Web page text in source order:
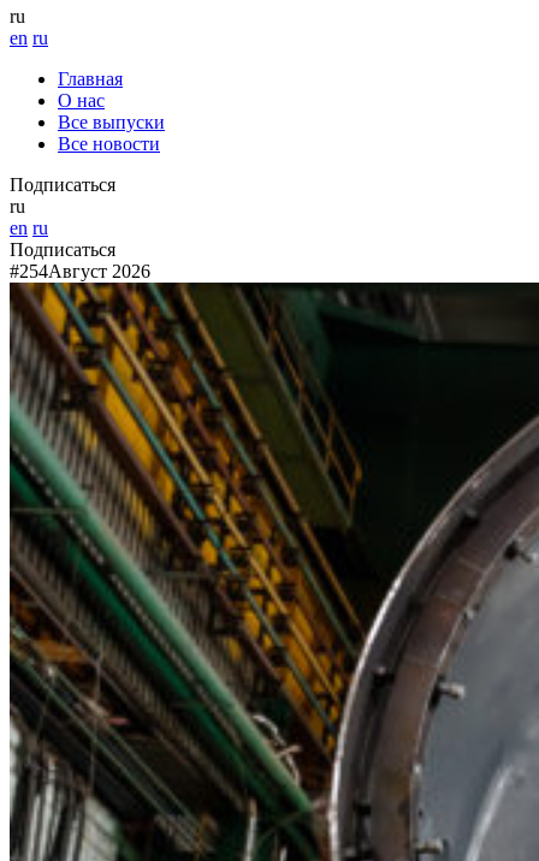
ru
en ru
Главная
О нас
Все выпуски
Все новости
Подписаться
ru
en ru
Подписаться
#254Август 2026